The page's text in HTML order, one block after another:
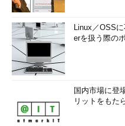
Linux／OSS
erを扱う際の
国内市場に登
リットをもた